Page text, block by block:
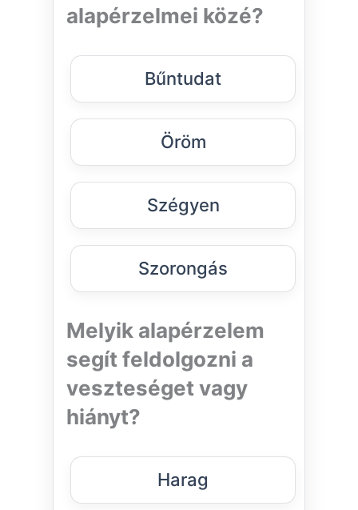
alapérzelmei közé?
Bűntudat
Öröm
Szégyen
Szorongás
Melyik alapérzelem
segít feldolgozni a
veszteséget vagy
hiányt?
Harag